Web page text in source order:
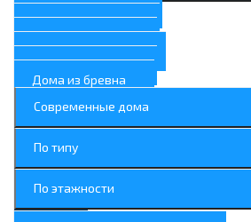
Дома с балконом
Дома с террасой
Дома с гаражом
Дома с котельной
Дома с камином
Дома из бревна
Современные дома
По типу
По этажности